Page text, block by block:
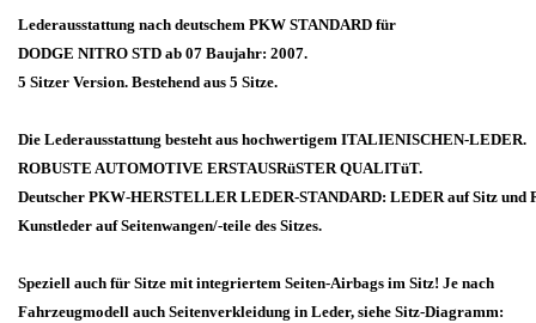
Lederausstattung nach deutschem PKW STANDARD für
DODGE NITRO STD ab 07 Baujahr: 2007.
5 Sitzer Version. Bestehend aus 5 Sitze.
Die Lederausstattung besteht aus hochwertigem ITALIENISCHEN-LEDER.
ROBUSTE AUTOMOTIVE ERSTAUSRüSTER QUALITüT.
Deutscher PKW-HERSTELLER LEDER-STANDARD: LEDER auf Sitz und
Kunstleder auf Seitenwangen/-teile des Sitzes.
Speziell auch für Sitze mit integriertem Seiten-Airbags im Sitz! Je nach
Fahrzeugmodell auch Seitenverkleidung in Leder, siehe Sitz-Diagramm: